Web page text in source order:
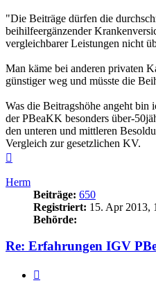
"Die Beiträge dürfen die
beihilfeergänzender
vergleichbarer Leistungen nicht
Man käme bei anderen privaten
günstiger weg und müsste die
Was die Beitragshöhe angeht bin
der PBeaKK besonders über-
den unteren und mittleren
Vergleich zur gesetzlichen KV.
Herm
Beiträge: 650
Registriert: 15. Apr 2013,
Behörde:
Re: Erfahrungen IGV